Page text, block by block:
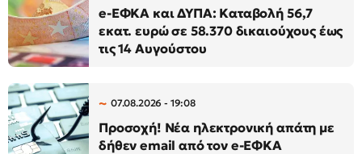
e-ΕΦΚΑ και ΔΥΠΑ: Καταβολή 56,7
εκατ. ευρώ σε 58.370 δικαιούχους έως
τις 14 Αυγούστου
07.08.2026 - 19:08
Προσοχή! Νέα ηλεκτρονική απάτη με
δήθεν email από τον e-ΕΦΚΑ